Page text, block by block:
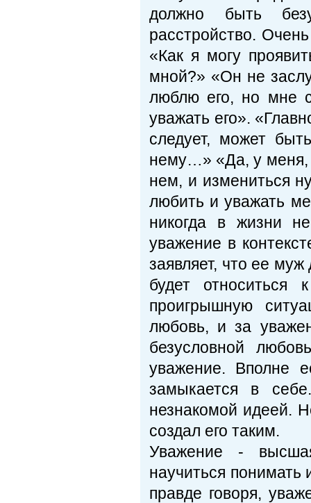
должно быть
расстройство.
«Как я могу
мной?» «Он не
люблю его, но мне
уважать его».
следует, может
нему…» «Да, у меня,
нем, и измениться
любить и уважать
никогда в жизни
уважение в
заявляет, что ее
будет
проигрышную
любовь, и за
безусловной
уважение. Вполне
замыкается в
незнакомой идеей.
создал его таким.
Уважение -
научиться понимать
правде говоря,